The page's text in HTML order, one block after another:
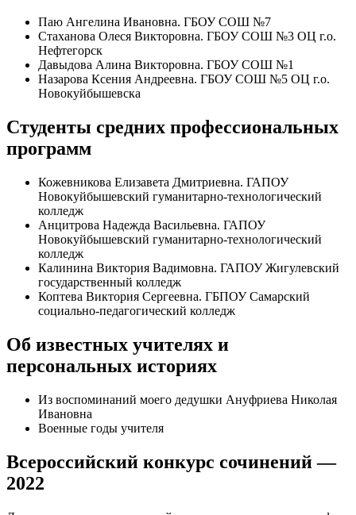
Паю Ангелина Ивановна. ГБОУ СОШ №7
Стаханова Олеся Викторовна. ГБОУ СОШ №3 ОЦ г.о.
Нефтегорск
Давыдова Алина Викторовна. ГБОУ СОШ №1
Назарова Ксения Андреевна. ГБОУ СОШ №5 ОЦ г.о.
Новокуйбышевска
Студенты средних профессиональных
программ
Кожевникова Елизавета Дмитриевна. ГАПОУ
Новокуйбышевский гуманитарно-технологический
колледж
Анцитрова Надежда Васильевна. ГАПОУ
Новокуйбышевский гуманитарно-технологический
колледж
Калинина Виктория Вадимовна. ГАПОУ Жигулевский
государственный колледж
Коптева Виктория Сергеевна. ГБПОУ Самарский
социально-педагогический колледж
Об известных учителях и
персональных историях
Из воспоминаний моего дедушки Ануфриева Николая
Ивановна
Военные годы учителя
Всероссийский конкурс сочинений —
2022